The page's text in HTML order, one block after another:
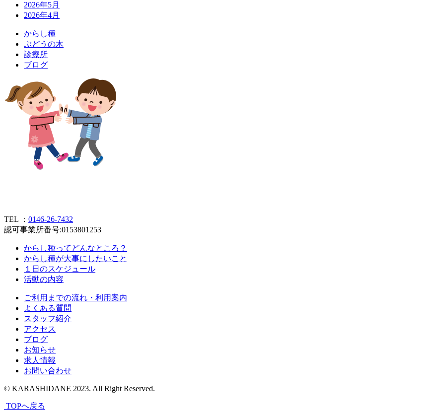
2026年5月
2026年4月
から し種
ぶどう の木
診療所
ブロ グ
TEL ： 0146-26-7432
認可事業所番号:0153801253
からし種ってどんなところ？
からし種が大事にしたいこと
１日のスケジュール
活動の内容
ご利用までの流れ・利用案内
よくある質問
スタッフ紹介
アクセス
ブログ
お知らせ
求人情報
お問い合わせ
© KARASHIDANE 2023. All Right Reserved.
TOPへ戻る